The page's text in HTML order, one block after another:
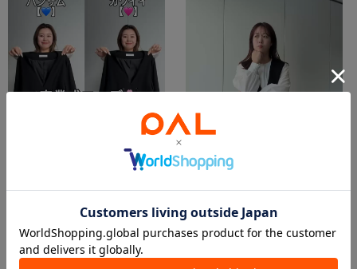
2025.01.10
本部
prose verse